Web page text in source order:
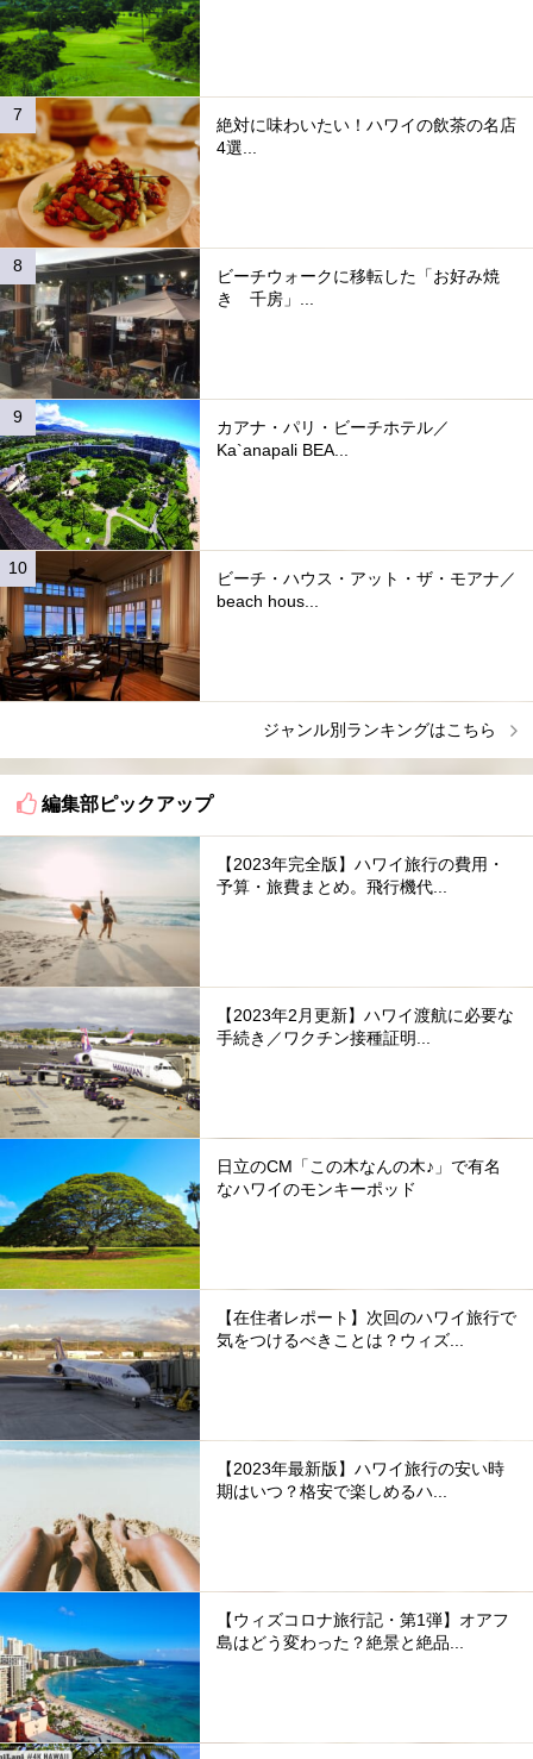
絶対に味わいたい！ハワイの飲茶の名店
4選...
ビーチウォークに移転した「お好み焼
き 千房」...
カアナ・パリ・ビーチホテル／
Ka`anapali BEA...
ビーチ・ハウス・アット・ザ・モアナ／
beach hous...
ジャンル別ランキングはこちら
編集部ピックアップ
【2023年完全版】ハワイ旅行の費用・
予算・旅費まとめ。飛行機代...
【2023年2月更新】ハワイ渡航に必要な
手続き／ワクチン接種証明...
日立のCM「この木なんの木♪」で有名
なハワイのモンキーポッド
【在住者レポート】次回のハワイ旅行で
気をつけるべきことは？ウィズ...
【2023年最新版】ハワイ旅行の安い時
期はいつ？格安で楽しめるハ...
【ウィズコロナ旅行記・第1弾】オアフ
島はどう変わった？絶景と絶品...